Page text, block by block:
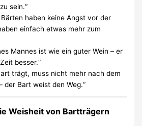
sein.“
Bärten haben keine Angst vor der
einfach etwas mehr zum
Mannes ist wie ein guter Wein – er
besser.“
trägt, muss nicht mehr nach dem
der Bart weist den Weg.“
Weisheit von Bartträgern